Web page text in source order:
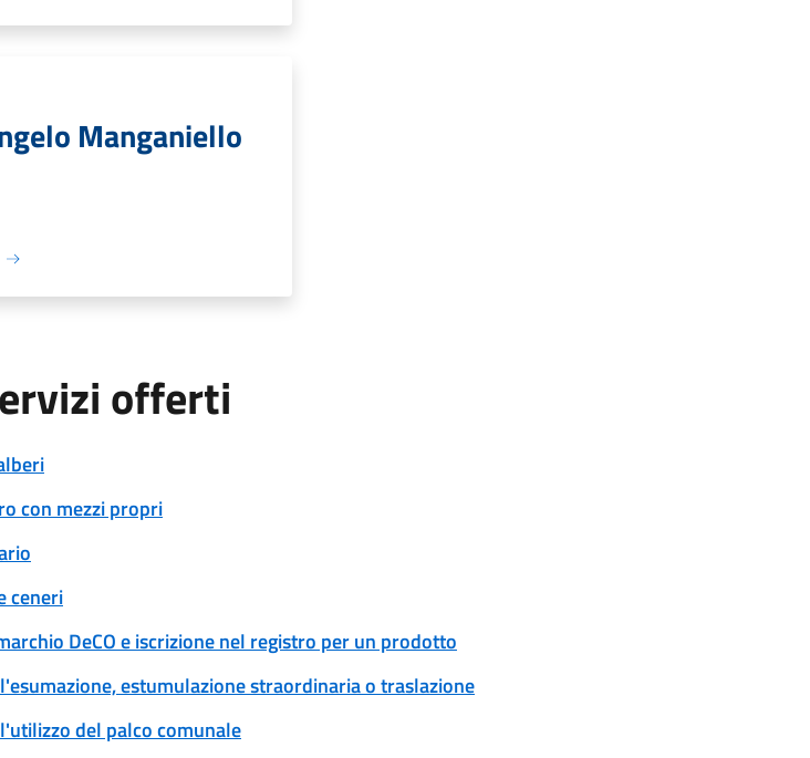
Manganiello
offerti
con mezzi propri
ceneri
DeCO e iscrizione nel registro per un prodotto
estumulazione straordinaria o traslazione
del palco comunale